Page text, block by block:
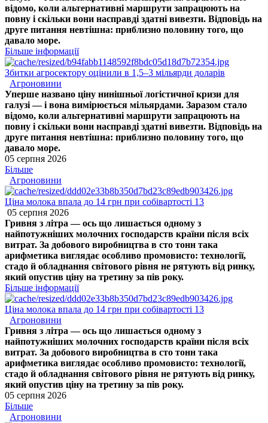
відомо, коли альтернативні маршрути запрацюють на
повну і скільки вони насправді здатні вивезти. Відповідь на
друге питання невтішна: приблизно половину того, що
давало море.
Більше інформації
Збитки агросектору оцінили в 1,5–3 мільярди доларів
Агроновини
Уперше названо ціну нинішньої логістичної кризи для
галузі — і вона вимірюється мільярдами. Заразом стало
відомо, коли альтернативні маршрути запрацюють на
повну і скільки вони насправді здатні вивезти. Відповідь на
друге питання невтішна: приблизно половину того, що
давало море.
05 серпня 2026
Більше
Агроновини
Ціна молока впала до 14 грн при собівартості 13
05 серпня 2026
Гривня з літра — ось що лишається одному з
найпотужніших молочних господарств країни після всіх
витрат. За добового виробництва в сто тонн така
арифметика виглядає особливо промовисто: технології,
стадо й обладнання світового рівня не рятують від ринку,
який опустив ціну на третину за пів року.
Більше інформації
Ціна молока впала до 14 грн при собівартості 13
Агроновини
Гривня з літра — ось що лишається одному з
найпотужніших молочних господарств країни після всіх
витрат. За добового виробництва в сто тонн така
арифметика виглядає особливо промовисто: технології,
стадо й обладнання світового рівня не рятують від ринку,
який опустив ціну на третину за пів року.
05 серпня 2026
Більше
Агроновини